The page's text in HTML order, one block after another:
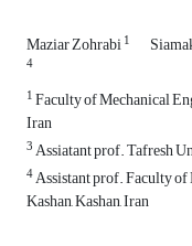
Maziar Zohrabi1
4
1Faculty of Mechanical
Iran
3Assiatant prof. Tafresh
4Assistant prof. Faculty
Kashan, Kashan, Iran